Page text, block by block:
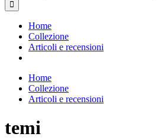
Home
Collezione
Articoli e recensioni
Home
Collezione
Articoli e recensioni
temi